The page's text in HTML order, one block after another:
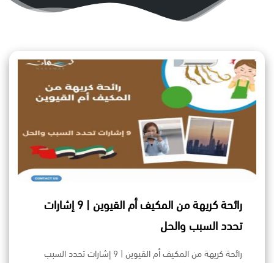
رائحة كريهة من المكيف أم القيوين | 9 إشارات
تحدد السبب والحل
رائحة كريهة من المكيف أم القيوين | 9 إشارات تحدد السبب